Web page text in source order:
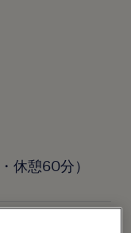
休憩60分）